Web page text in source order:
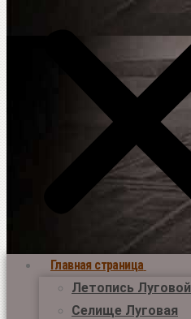
Главная страница
Летопись Луговой
Селище Луговая